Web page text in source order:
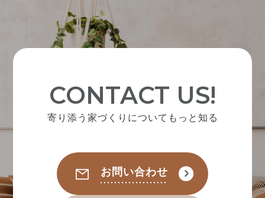
CONTACT US!
寄り添う家づくりについてもっと知る
お問い合わせ